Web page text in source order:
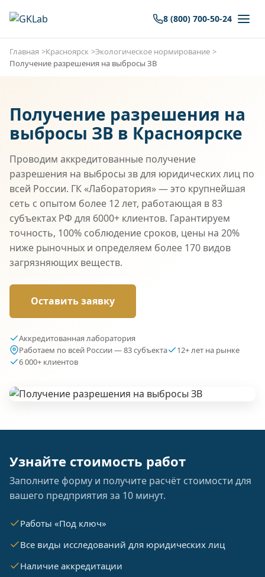
8 (800) 700-50-24
Главная Красноярск
Экологическое нормирование
Получение разрешения на выбросы ЗВ
Получение разрешения на
выбросы ЗВ в Красноярске
Проводим аккредитованные получение
разрешения на выбросы зв для юридических лиц по
всей России. ГК «Лаборатория» — это крупнейшая
сеть с опытом более 12 лет, работающая в 83
субъектах РФ для 6000+ клиентов. Гарантируем
точность, 100% соблюдение сроков, цены на 20%
ниже рыночных и определяем более 170 видов
загрязняющих веществ.
Оставить заявку
Аккредитованная лаборатория
Работаем по всей России — 83 субъекта
12+ лет на рынке
6 000+ клиентов
Узнайте стоимость работ
Заполните форму и получите расчёт стоимости для
вашего предприятия за 10 минут.
Работы «Под ключ»
Все виды исследований для юридических лиц
Наличие аккредитации